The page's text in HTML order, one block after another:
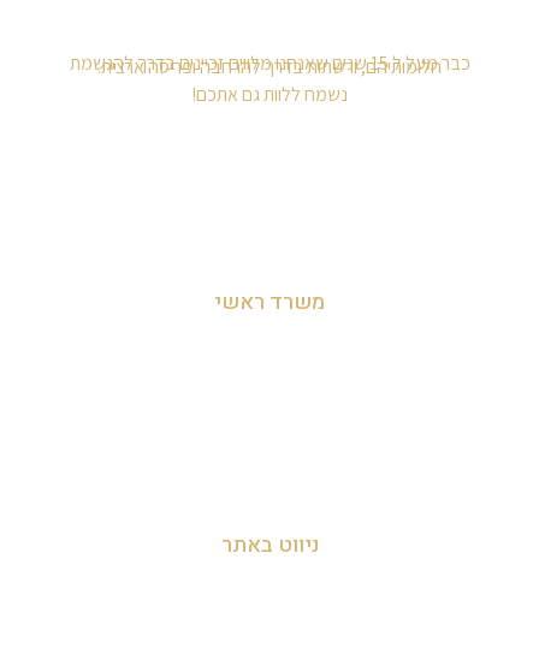
כבר מעל ל 15 שנים שאנחנו מלווים זכיינים בדרך להגשמת
חלומותיהם, ורשתות בדרך להרחבה ופריסה ארצית.
נשמח ללוות גם אתכם!
משרד ראשי
ניווט באתר